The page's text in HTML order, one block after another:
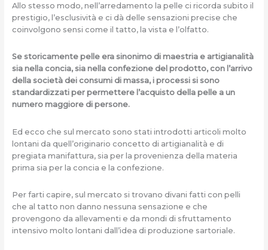
Allo stesso modo, nell’arredamento la pelle ci ricorda subito il
prestigio, l’esclusività e ci dà delle sensazioni precise che
coinvolgono sensi come il tatto, la vista e l’olfatto.
Se storicamente pelle era sinonimo di maestria e artigianalità
sia nella concia, sia nella confezione del prodotto, con l’arrivo
della società dei consumi di massa, i processi si sono
standardizzati per permettere l’acquisto della pelle a un
numero maggiore di persone.
Ed ecco che sul mercato sono stati introdotti articoli molto
lontani da quell’originario concetto di artigianalità e di
pregiata manifattura, sia per la provenienza della materia
prima sia per la concia e la confezione.
Per farti capire, sul mercato si trovano divani fatti con pelli
che al tatto non danno nessuna sensazione e che
provengono da allevamenti e da mondi di sfruttamento
intensivo molto lontani dall’idea di produzione sartoriale.